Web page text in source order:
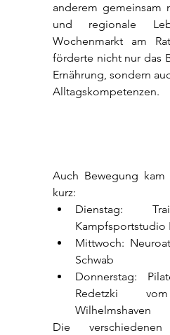
anderem gemeinsam
und regionale
Wochenmarkt am
förderte nicht nur das
Ernährung, sondern
Alltagskompetenzen.
Auch Bewegung
kurz:
Dienstag:
Kampfsportstudio
Mittwoch:
Schwab
Donnerstag:
Redetzki
Wilhelmshaven
Die verschiedenen